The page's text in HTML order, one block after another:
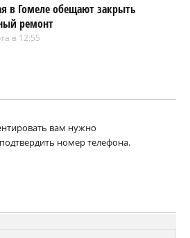
в Гомеле обещают закрыть
ремонт
в 12:55
вам нужно
номер телефона.